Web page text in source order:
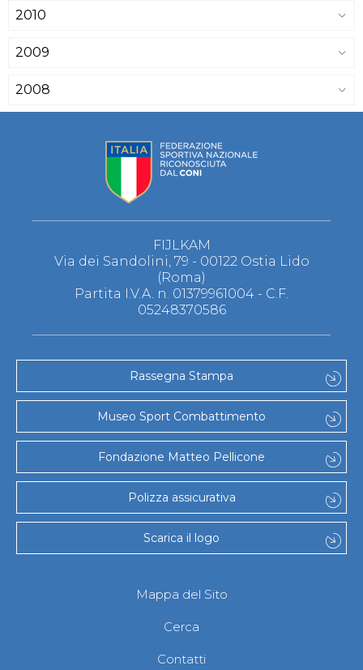
2010
2009
2008
FIJLKAM
Via dei Sandolini, 79 - 00122 Ostia Lido
(Roma)
Partita I.V.A. n. 01379961004 - C.F.
05248370586
Rassegna Stampa
Museo Sport Combattimento
Fondazione Matteo Pellicone
Polizza assicurativa
Scarica il logo
Mappa del Sito
Cerca
Contatti